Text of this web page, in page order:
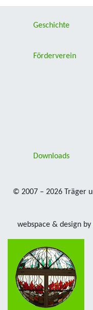
Geschichte
Förderverein
Downloads
© 2007 – 2026 Träger
webspace & design by